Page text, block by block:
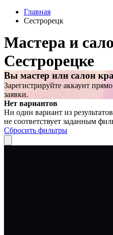
Главная
Сестрорецк
Мастера и
Сестрорецке
Вы мастер или салон
Зарегистрируйте аккаунт
заявки.
Нет вариантов
Ни один вариант из
не соответствует заданным
Сбросить фильтры